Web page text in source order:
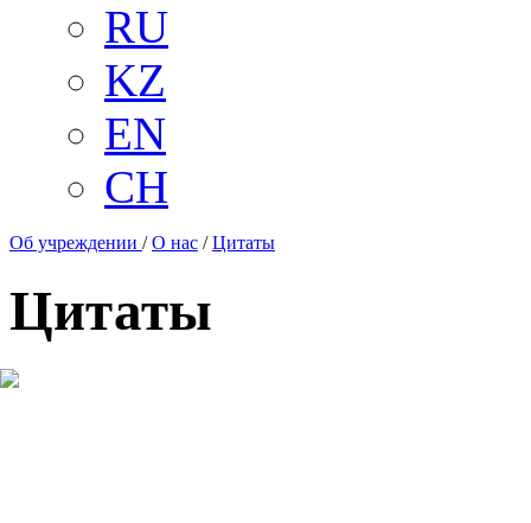
RU
KZ
EN
CH
Об учреждении /О нас /Цитаты
Цитаты